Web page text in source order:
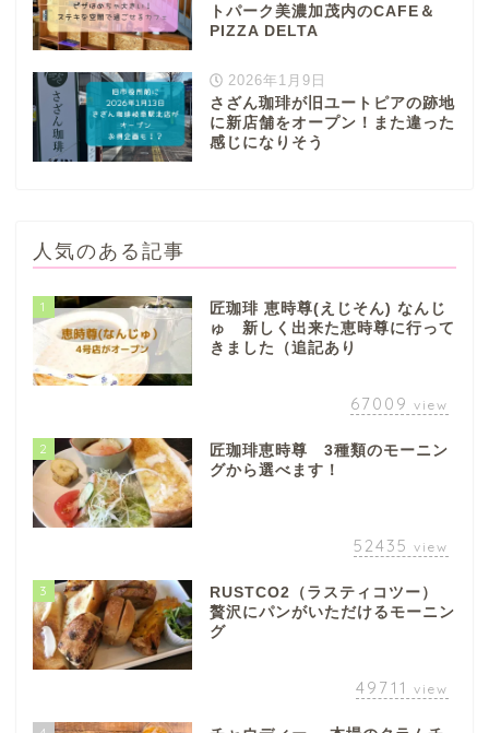
トパーク美濃加茂内のCAFE＆
PIZZA DELTA
2026年1月9日
さざん珈琲が旧ユートピアの跡地
に新店舗をオープン！また違った
感じになりそう
人気のある記事
1
匠珈琲 恵時尊(えじそん) なんじ
ゅ 新しく出来た恵時尊に行って
きました（追記あり
67009 view
2
匠珈琲恵時尊 3種類のモーニン
グから選べます！
52435 view
3
RUSTCO2（ラスティコツー）
贅沢にパンがいただけるモーニン
グ
49711 view